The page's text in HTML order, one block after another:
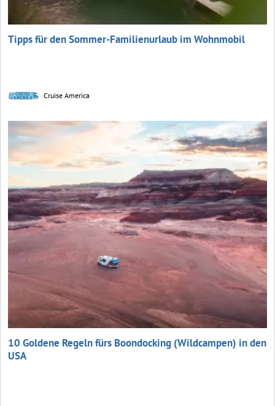
Tipps für den Sommer-Familienurlaub im Wohnmobil
Cruise America
10 Goldene Regeln fürs Boondocking (Wildcampen) in den
USA